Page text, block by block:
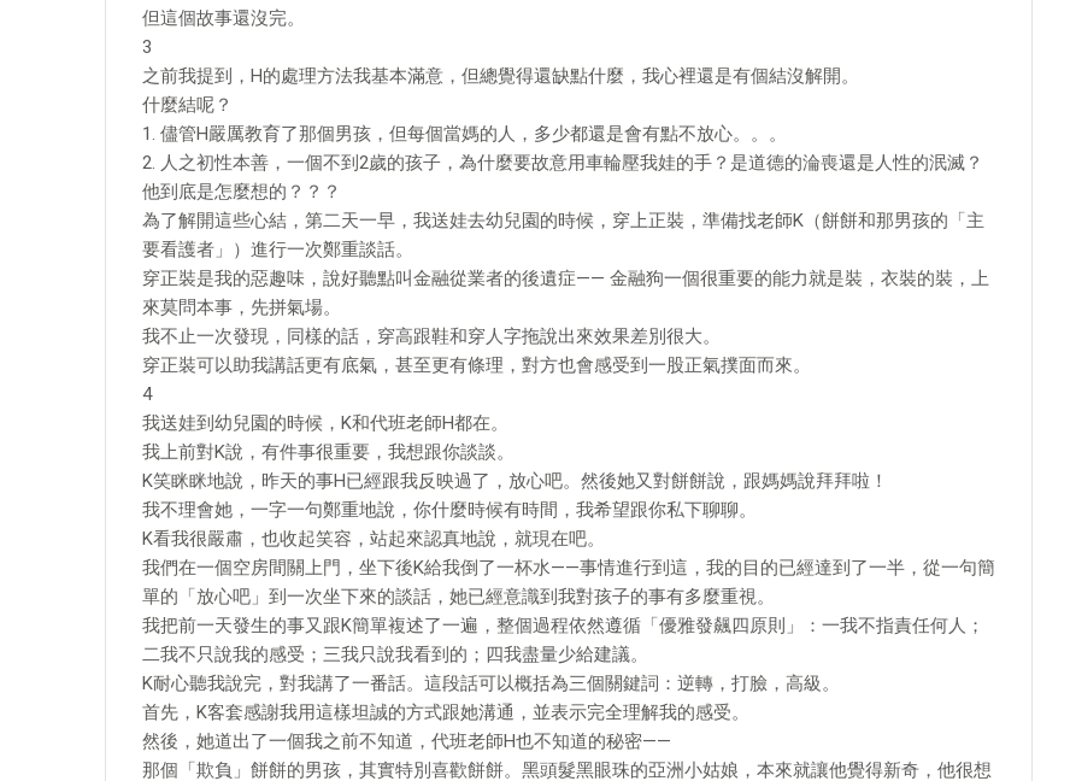
但這個故事還沒完。
3
之前我提到，H的處理方法我基本滿意，但總覺得還缺點什麼，我心裡還是有個結沒解開。
什麼結呢？
1. 儘管H嚴厲教育了那個男孩，但每個當媽的人，多少都還是會有點不放心。。。
2. 人之初性本善，一個不到2歲的孩子，為什麼要故意用車輪壓我娃的手？是道德的淪喪還是人性的泯滅？
他到底是怎麼想的？？？
為了解開這些心結，第二天一早，我送娃去幼兒園的時候，穿上正裝，準備找老師K（餅餅和那男孩的「主
要看護者」）進行一次鄭重談話。
穿正裝是我的惡趣味，說好聽點叫金融從業者的後遺症—— 金融狗一個很重要的能力就是裝，衣裝的裝，上
來莫問本事，先拼氣場。
我不止一次發現，同樣的話，穿高跟鞋和穿人字拖說出來效果差別很大。
穿正裝可以助我講話更有底氣，甚至更有條理，對方也會感受到一股正氣撲面而來。
4
我送娃到幼兒園的時候，K和代班老師H都在。
我上前對K說，有件事很重要，我想跟你談談。
K笑眯眯地說，昨天的事H已經跟我反映過了，放心吧。然後她又對餅餅說，跟媽媽說拜拜啦！
我不理會她，一字一句鄭重地說，你什麼時候有時間，我希望跟你私下聊聊。
K看我很嚴肅，也收起笑容，站起來認真地說，就現在吧。
我們在一個空房間關上門，坐下後K給我倒了一杯水——事情進行到這，我的目的已經達到了一半，從一句簡
單的「放心吧」到一次坐下來的談話，她已經意識到我對孩子的事有多麼重視。
我把前一天發生的事又跟K簡單複述了一遍，整個過程依然遵循「優雅發飆四原則」：一我不指責任何人；
二我不只說我的感受；三我只說我看到的；四我盡量少給建議。
K耐心聽我說完，對我講了一番話。這段話可以概括為三個關鍵詞：逆轉，打臉，高級。
首先，K客套感謝我用這樣坦誠的方式跟她溝通，並表示完全理解我的感受。
然後，她道出了一個我之前不知道，代班老師H也不知道的秘密——
那個「欺負」餅餅的男孩，其實特別喜歡餅餅。黑頭髮黑眼珠的亞洲小姑娘，本來就讓他覺得新奇，他很想